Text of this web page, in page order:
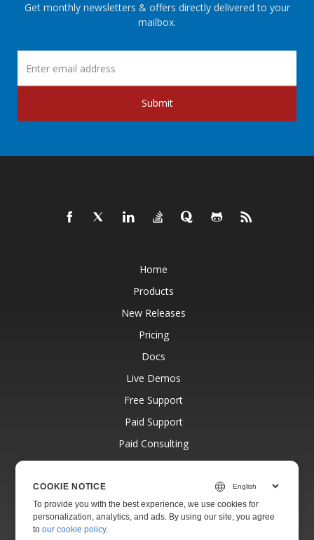
Get monthly newsletters & offers directly delivered to your
mailbox.
Submit
Home
Products
New Releases
Pricing
Docs
Live Demos
Free Support
Paid Support
Paid Consulting
Blog
About
COOKIE NOTICE
To provide you with the best experience, we use cookies for
personalization, analytics, and ads. By using our site, you agree
toour cookie policy.